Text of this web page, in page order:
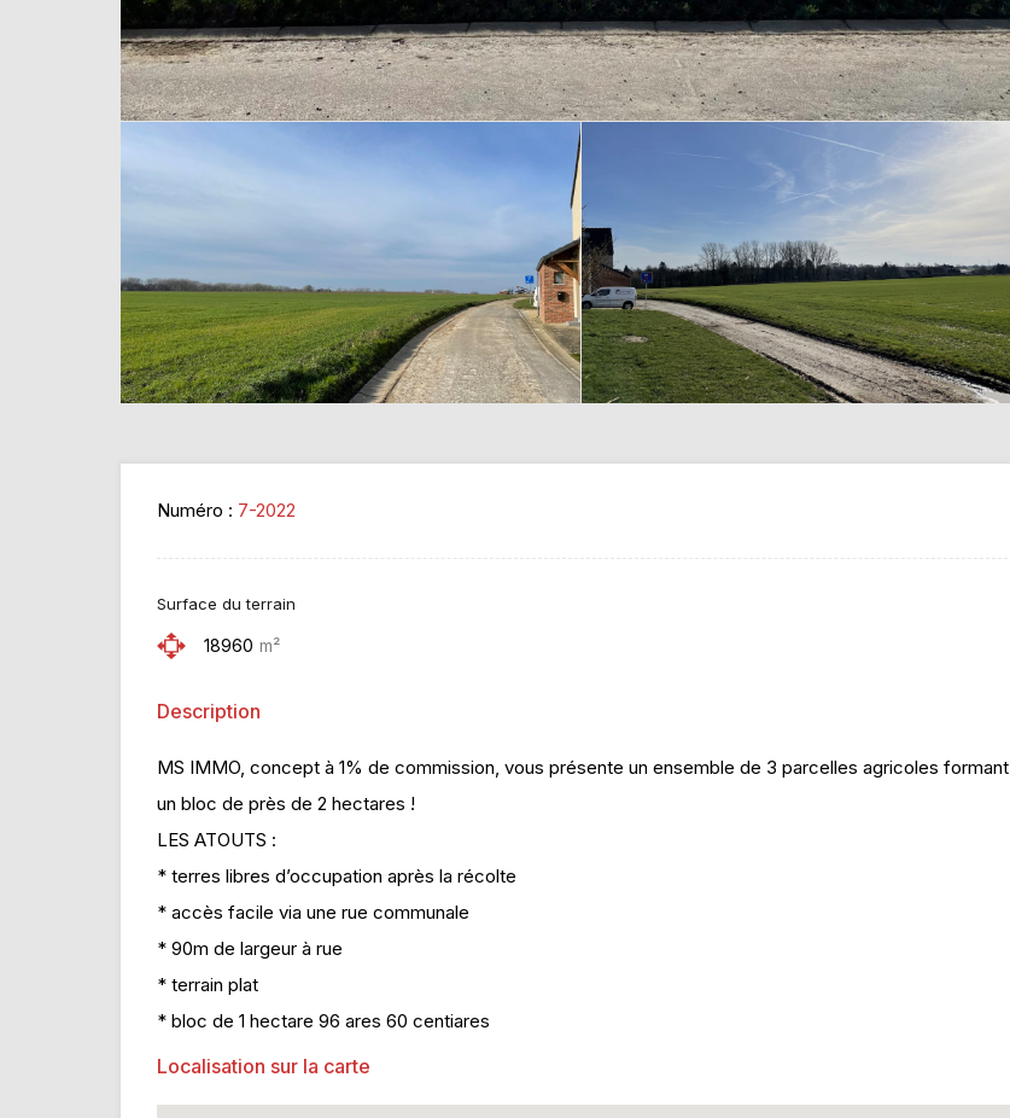
Numéro : 7-2022
Surface du terrain
18960 m²
Description
MS IMMO, concept à 1% de commission, vous présente un ensemble de 3 parcelles agricoles formant
un bloc de près de 2 hectares !
LES ATOUTS :
* terres libres d’occupation après la récolte
* accès facile via une rue communale
* 90m de largeur à rue
* terrain plat
* bloc de 1 hectare 96 ares 60 centiares
Localisation sur la carte